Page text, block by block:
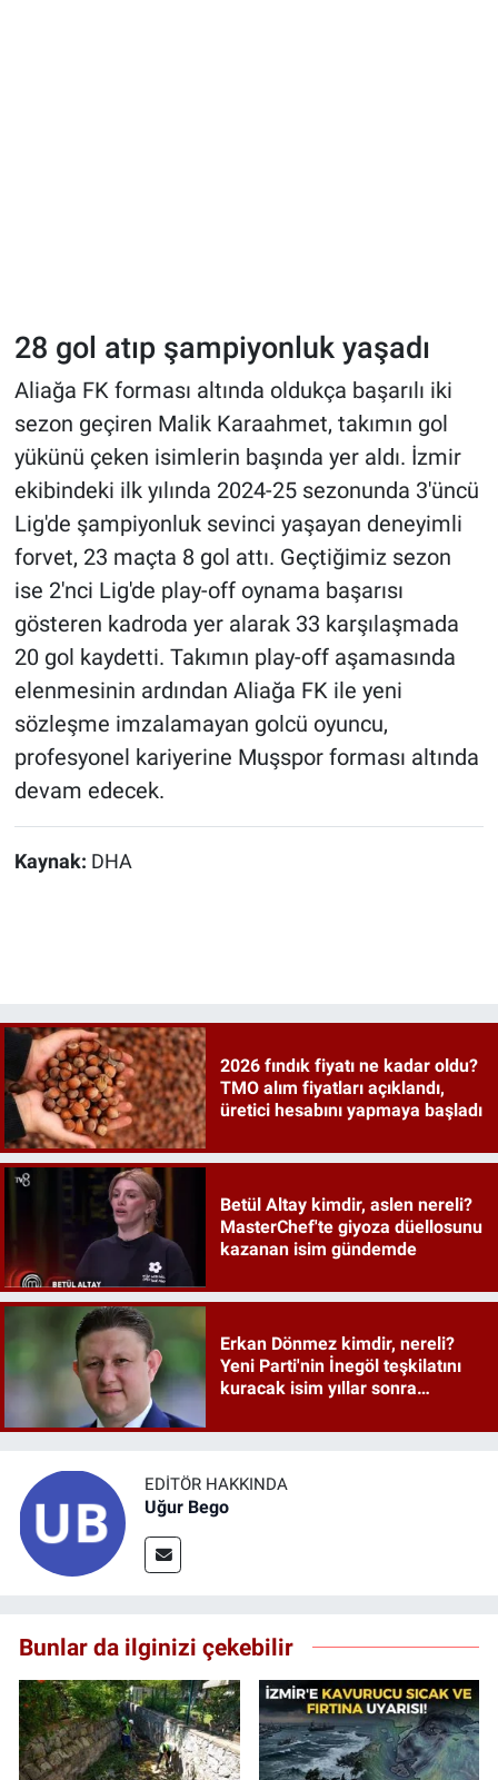
28 gol atıp şampiyonluk yaşadı
Aliağa FK forması altında oldukça başarılı iki
sezon geçiren Malik Karaahmet, takımın gol
yükünü çeken isimlerin başında yer aldı. İzmir
ekibindeki ilk yılında 2024-25 sezonunda 3'üncü
Lig'de şampiyonluk sevinci yaşayan deneyimli
forvet, 23 maçta 8 gol attı. Geçtiğimiz sezon
ise 2'nci Lig'de play-off oynama başarısı
gösteren kadroda yer alarak 33 karşılaşmada
20 gol kaydetti. Takımın play-off aşamasında
elenmesinin ardından Aliağa FK ile yeni
sözleşme imzalamayan golcü oyuncu,
profesyonel kariyerine Muşspor forması altında
devam edecek.
Kaynak: DHA
2026 fındık fiyatı ne kadar oldu?
TMO alım fiyatları açıklandı,
üretici hesabını yapmaya başladı
Betül Altay kimdir, aslen nereli?
MasterChef'te giyoza düellosunu
kazanan isim gündemde
Erkan Dönmez kimdir, nereli?
Yeni Parti'nin İnegöl teşkilatını
kuracak isim yıllar sonra
EDITÖR HAKKINDA
Uğur Bego
Bunlar da ilginizi çekebilir